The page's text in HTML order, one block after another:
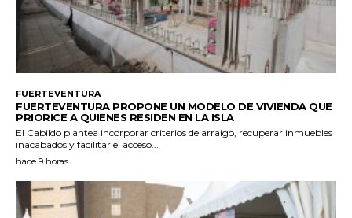
FUERTEVENTURA
FUERTEVENTURA PROPONE UN MODELO DE VIVIENDA QUE
PRIORICE A QUIENES RESIDEN EN LA ISLA
El Cabildo plantea incorporar criterios de arraigo, recuperar inmuebles
inacabados y facilitar el acceso...
hace 9 horas